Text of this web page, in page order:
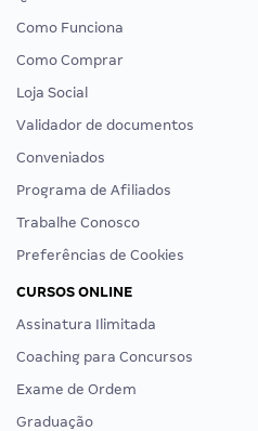
Como Funciona
Como Comprar
Loja Social
Validador de documentos
Conveniados
Programa de Afiliados
Trabalhe Conosco
Preferências de Cookies
CURSOS ONLINE
Assinatura Ilimitada
Coaching para Concursos
Exame de Ordem
Graduação